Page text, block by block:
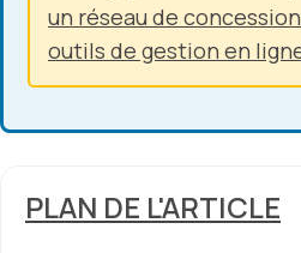
un réseau de
outils de gestion en
PLAN DE L'ARTICLE